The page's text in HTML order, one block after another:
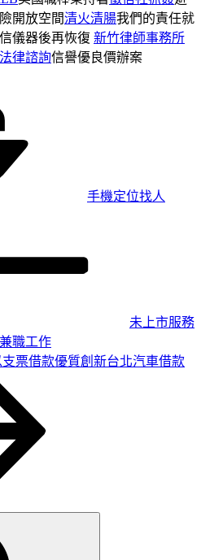
開放空間清火清腸我們的責任就
儀器後再恢復 新竹律師事務所
律諮詢信譽優良價辦案
手機定位找人
未上市服務
職工作
票借款優質創新台北汽車借款